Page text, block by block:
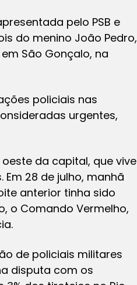
pelo PSB e
do menino João Pedro,
São Gonçalo, na
policiais nas
urgentes,
da capital, que vive
28 de julho, manhã
anterior tinha sido
o Comando Vermelho,
de policiais militares
disputa com os